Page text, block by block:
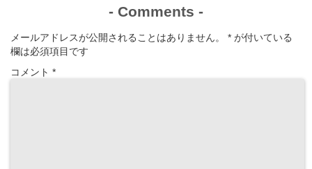
- Comments -
メールアドレスが公開されることはありません。 * が付いている
欄は必須項目です
コメント *